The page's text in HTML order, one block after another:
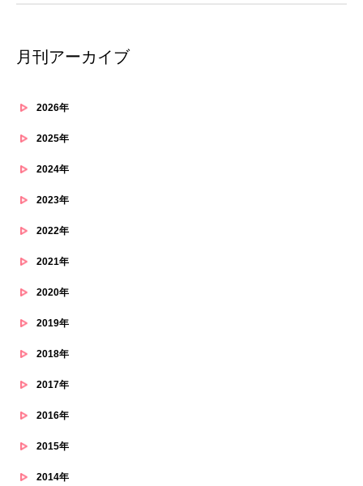
月刊アーカイブ
2026年
2025年
2024年
2023年
2022年
2021年
2020年
2019年
2018年
2017年
2016年
2015年
2014年